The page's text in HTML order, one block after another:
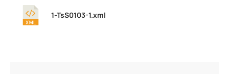
1-TsS0103-1.xml